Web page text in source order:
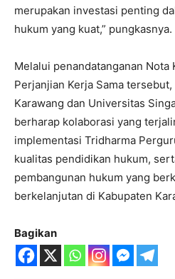
merupakan investasi penting
hukum yang kuat,” pungkasnya.
Melalui penandatanganan Nota
Perjanjian Kerja Sama
Karawang dan Universitas
berharap kolaborasi yang
implementasi Tridharma
kualitas pendidikan hukum,
pembangunan hukum yang
berkelanjutan di Kabupaten
Bagikan